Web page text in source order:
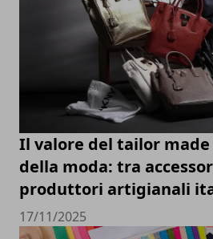
Il valore del tailor
della moda: tra
produttori artigianali
17/11/2025